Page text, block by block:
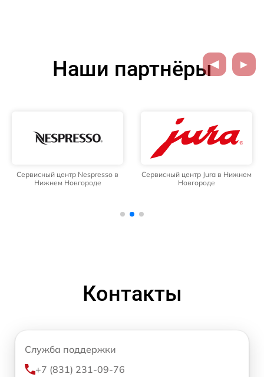
Наши партнёры
Сервисный центр Nespresso в
Нижнем Новгороде
Сервисный центр Jura в Нижнем
Новгороде
Контакты
Служба поддержки
+7 (831) 231-09-76